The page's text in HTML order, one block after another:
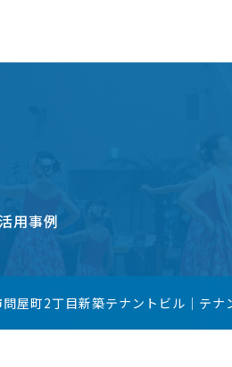
用事例
問屋町2丁目新築テナントビル｜テナ